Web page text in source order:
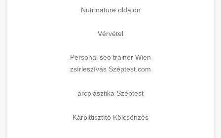
Nutrinature oldalon
Vérvétel
Personal seo trainer Wien
zsírleszívás Széptest.com
arcplasztika Széptest
Kárpittisztító Kölcsönzés